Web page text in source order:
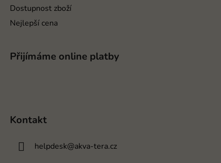
Dostupnost zboží
Nejlepší cena
Přijímáme online platby
Kontakt
helpdesk@akva-tera.cz